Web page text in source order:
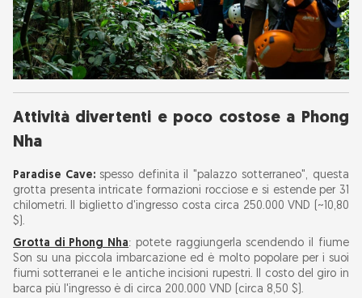
Attività divertenti e poco costose a Phong
Nha
Paradise Cave: spesso definita il "palazzo sotterraneo", questa
grotta presenta intricate formazioni rocciose e si estende per 31
chilometri. Il biglietto d'ingresso costa circa 250.000 VND (~10,80
$).
Grotta di Phong Nha: potete raggiungerla scendendo il fiume
Son su una piccola imbarcazione ed è molto popolare per i suoi
fiumi sotterranei e le antiche incisioni rupestri. Il costo del giro in
barca più l'ingresso è di circa 200.000 VND (circa 8,50 $).